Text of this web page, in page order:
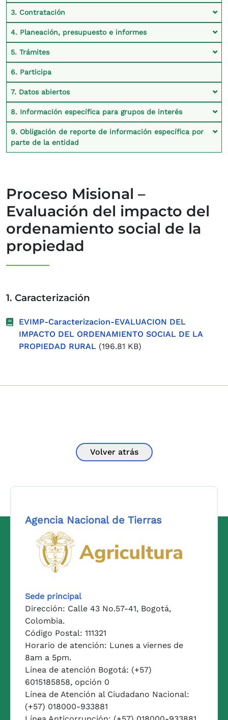
3. Contratación
4. Planeación, presupuesto e informes
5. Trámites
6. Participa
7. Datos abiertos
8. Información específica para grupos de interés
9. Obligación de reporte de información específica por
parte de la entidad
Proceso Misional –
Evaluación del impacto del
ordenamiento social de la
propiedad
1. Caracterización
EVIMP-Caracterizacion-EVALUACION DEL
IMPACTO DEL ORDENAMIENTO SOCIAL DE LA
PROPIEDAD RURAL (196.81 KB)
Volver atrás
Agencia Nacional de Tierras
Sede principal
Dirección: Calle 43 No.57-41, Bogotá,
Colombia.
Código Postal: 111321
Horario de atención: Lunes a viernes de
8am a 5pm.
Línea de atención Bogotá: (+57)
6015185858, opción 0
Línea de Atención al Ciudadano Nacional:
(+57) 018000-933881